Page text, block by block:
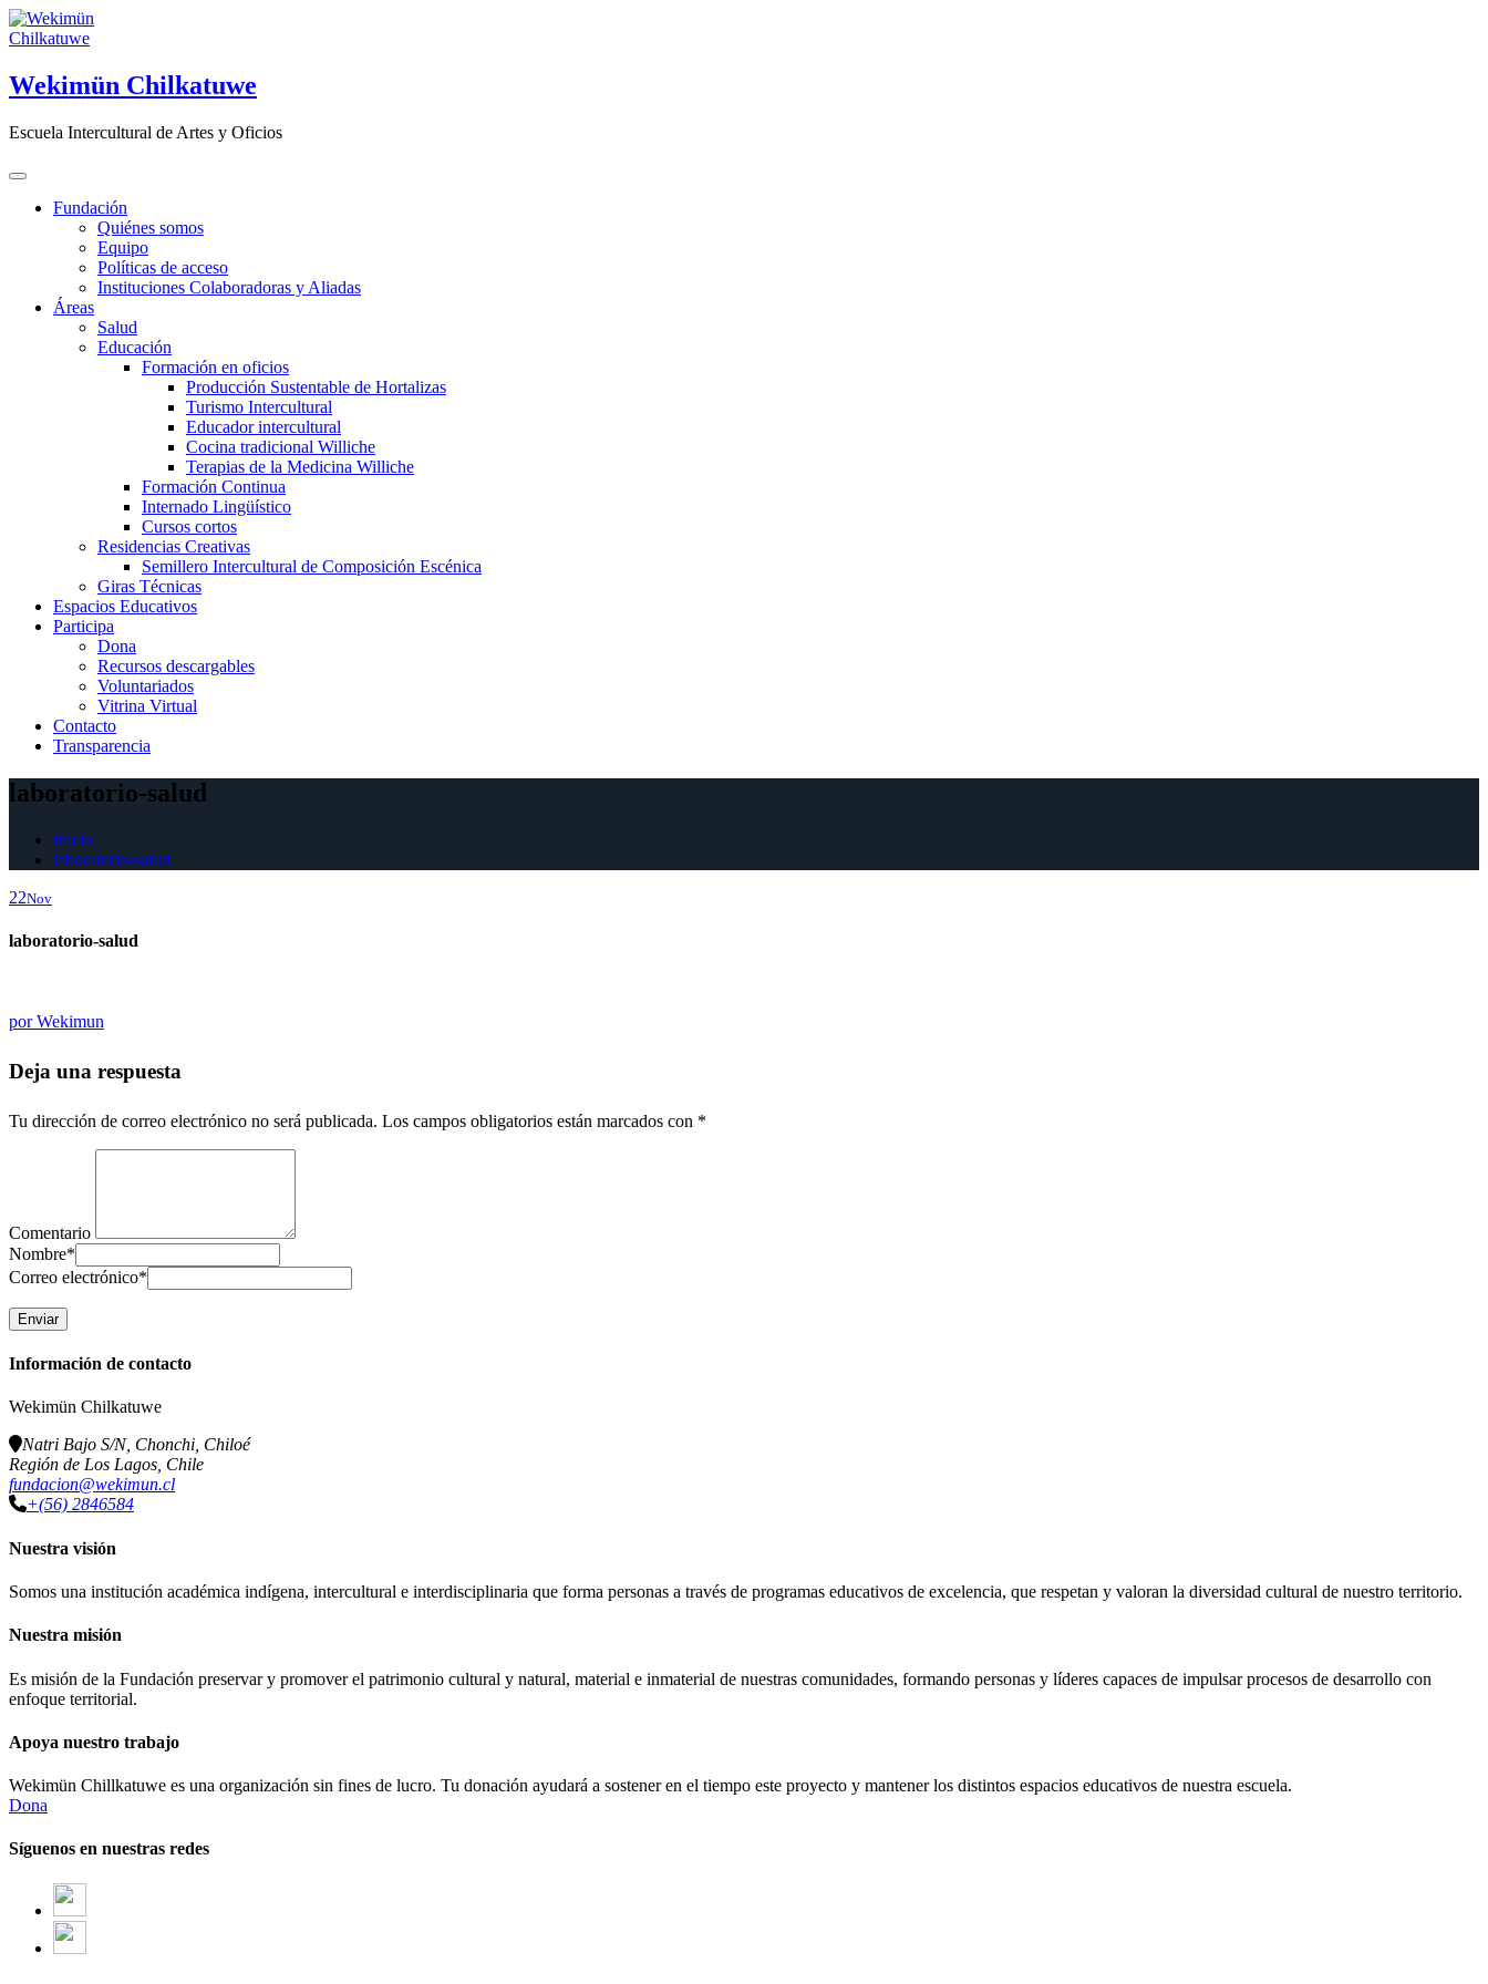
Saltar
al
Wekimün Chilkatuwe
Escuela Intercultural de Artes y Oficios
Fundación
Quiénes somos
Equipo
Políticas de acceso
Instituciones Colaboradoras y Aliadas
Áreas
Salud
Educación
Formación en oficios
Producción Sustentable de Hortalizas
Turismo Intercultural
Educador intercultural
Cocina tradicional Williche
Terapias de la Medicina Williche
Formación Continua
Internado Lingüístico
Cursos cortos
Residencias Creativas
Semillero Intercultural de Composición Escénica
Giras Técnicas
Espacios Educativos
Participa
Dona
Recursos descargables
Voluntariados
Vitrina Virtual
Contacto
Transparencia
laboratorio-salud
Inicio
laboratorio-salud
22Nov
laboratorio-salud
porWekimun
Deja una respuesta
Tu dirección de correo electrónico no será publicada. Los campos obligatorios están marcados con *
Comentario
Nombre*
Correo electrónico*
Información de contacto
Wekimün Chilkatuwe
Natri Bajo S/N, Chonchi, Chiloé
Región de Los Lagos, Chile
fundacion@wekimun.cl
+(56) 2846584
Nuestra visión
Somos una institución académica indígena, intercultural e interdisciplinaria que forma personas a través de programas educativos de excelencia, que respetan y valoran la diversidad cultural de nuestro territorio.
Nuestra misión
Es misión de la Fundación preservar y promover el patrimonio cultural y natural, material e inmaterial de nuestras comunidades, formando personas y líderes capaces de impulsar procesos de desarrollo con
enfoque territorial.
Apoya nuestro trabajo
Wekimün Chillkatuwe es una organización sin fines de lucro. Tu donación ayudará a sostener en el tiempo este proyecto y mantener los distintos espacios educativos de nuestra escuela.
Dona
Síguenos en nuestras redes